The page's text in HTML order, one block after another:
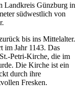
Landkreis Günzburg in
südwestlich von
bis ins Mittelalter.
im Jahr 1143. Das
Petri-Kirche, die im
Die Kirche ist ein
durch ihre
Fresken.